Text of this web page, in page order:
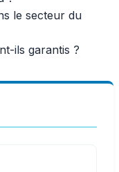
le secteur du
ils garantis ?